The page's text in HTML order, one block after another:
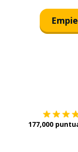
177,000